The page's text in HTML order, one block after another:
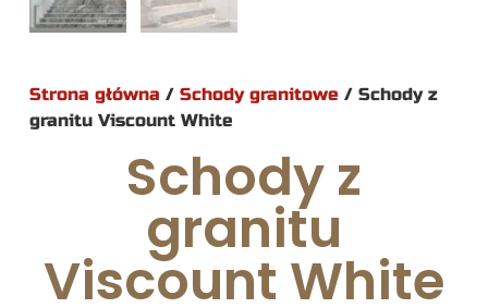
Strona główna / Schody granitowe / Schody z
granitu Viscount White
Schody z
granitu
Viscount White